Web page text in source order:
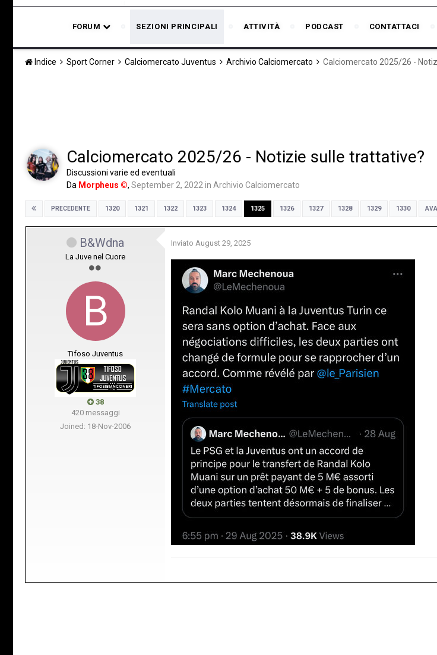
FORUM SEZIONI PRINCIPALI ATTIVITÀ PODCAST CONTATTACI
Indice Sport Corner Calciomercato Juventus Archivio Calciomercato Calciomercato 2025/26 -
Calciomercato 2025/26 - Notizie sulle trattative?
Discussioni varie ed eventuali
Da Morpheus ©, September 2, 2022 in Archivio Calciomercato
PRECEDENTE 1320 1321 1322 1323 1324 1325 1326 1327 1328 1329 1330
B&Wdna
La Juve nel Cuore
Tifoso Juventus
38
420 messaggi
Joined: 18-Nov-2006
Inviato August 29, 2025